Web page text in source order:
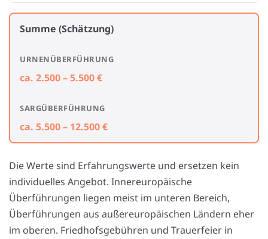
Summe (Schätzung)
ca. 2.500 – 5.500 €
ca. 5.500 – 12.500 €
Die Werte sind Erfahrungswerte und ersetzen kein
individuelles Angebot. Innereuropäische
Überführungen liegen meist im unteren Bereich,
Überführungen aus außereuropäischen Ländern eher
im oberen. Friedhofsgebühren und Trauerfeier in